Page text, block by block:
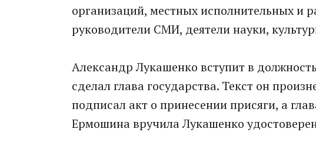
организаций, местных исполнительных и
руководители СМИ, деятели науки,
Александр Лукашенко вступит в
сделал глава государства. Текст он
подписал акт о принесении присяги, а
Ермошина вручила Лукашенко